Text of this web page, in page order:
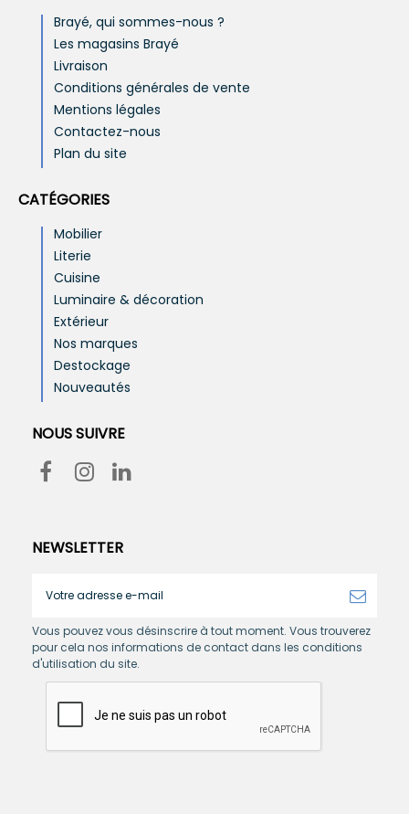
Brayé, qui sommes-nous ?
Les magasins Brayé
Livraison
Conditions générales de vente
Mentions légales
Contactez-nous
Plan du site
CATÉGORIES
Mobilier
Literie
Cuisine
Luminaire & décoration
Extérieur
Nos marques
Destockage
Nouveautés
NOUS SUIVRE
NEWSLETTER
Vous pouvez vous désinscrire à tout moment. Vous trouverez
pour cela nos informations de contact dans les conditions
d'utilisation du site.